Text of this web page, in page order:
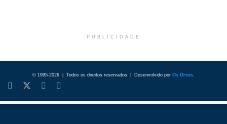
PUBLICIDADE
© 1995-2026 | Todos os direitos reservados | Desenvolvido por Os Orcas